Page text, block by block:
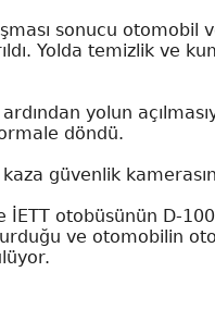
sonucu otomobil
Yolda temizlik ve
ardından yolun
döndü.
güvenlik
İETT otobüsünün D-
ve otomobilin